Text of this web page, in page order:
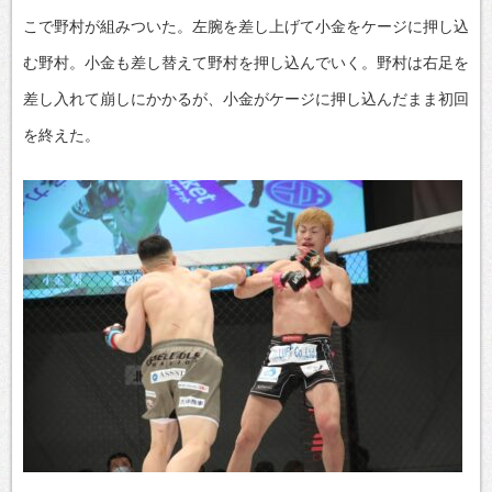
こで野村が組みついた。左腕を差し上げて小金をケージに押し込
む野村。小金も差し替えて野村を押し込んでいく。野村は右足を
差し入れて崩しにかかるが、小金がケージに押し込んだまま初回
を終えた。